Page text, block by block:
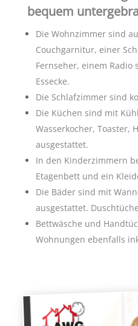
bequem
Die Wohnzimmer sind
Couchgarnitur, einer
Fernseher, einem
Essecke.
Die Schlafzimmer sind
Die Küchen sind mit
Wasserkocher, Toaster,
ausgestattet.
In den Kinderzimmern
Etagenbett und ein
Die Bäder sind mit
ausgestattet.
Bettwäsche und
Wohnungen ebenfalls